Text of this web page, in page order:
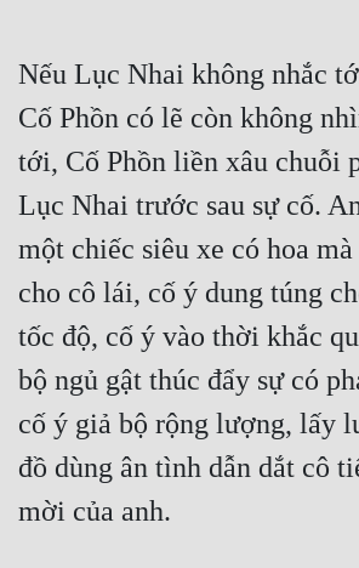
Nếu Lục Nhai không nhắc
Cố Phồn có lẽ còn không
tới, Cố Phồn liền xâu chuỗi
Lục Nhai trước sau sự cố.
một chiếc siêu xe có hoa
cho cô lái, cố ý dung túng
tốc độ, cố ý vào thời khắc
bộ ngủ gật thúc đẩy sự có
cố ý giả bộ rộng lượng, lấy
đồ dùng ân tình dẫn dắt cô
mời của anh.